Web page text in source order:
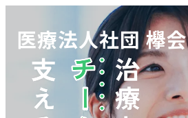
医療法人社団 欅会